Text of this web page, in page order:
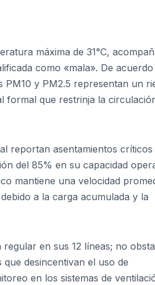
máxima de 31°C,
como «mala». De
y PM2.5 representan un
formal que restrinja la
reportan asentamientos
del 85% en su capacidad
mantiene una velocidad
a la carga acumulada y la
en sus 12 líneas; no
desincentivan el uso de
en los sistemas de